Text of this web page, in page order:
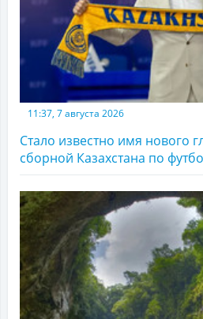
11:37, 7 августа 2026
Стало известно имя нового
сборной Казахстана по